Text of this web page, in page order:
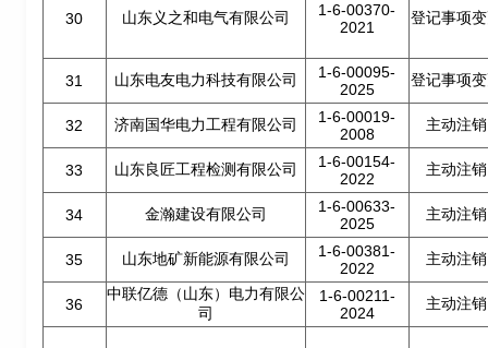
30 山东义之和电气有限公司
1-6-00370-
2021
登记事项
31 山东电友电力科技有限公司
1-6-00095-
2025
登记事项
32 济南国华电力工程有限公司
1-6-00019-
2008
主动注销
33 山东良匠工程检测有限公司
1-6-00154-
2022
主动注销
34 金瀚建设有限公司
1-6-00633-
2025
主动注销
35 山东地矿新能源有限公司
1-6-00381-
2022
主动注销
36
中联亿德（山东）电力有限公
司
1-6-00211-
2024
主动注销